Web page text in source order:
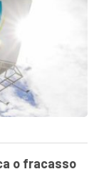
o fracasso